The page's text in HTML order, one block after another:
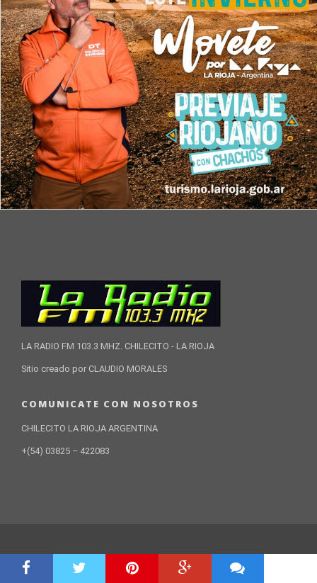
LA RADIO FM 103.3 MHZ. CHILECITO - LA RIOJA
Sitio creado por CLAUDIO MORALES
COMUNICATE CON NOSOTROS
CHILECITO LA RIOJA ARGENTINA
+(54) 03825 – 422083